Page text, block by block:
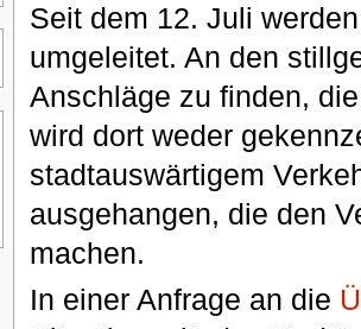
Seit dem 12. Juli
umgeleitet. An den
Anschläge zu finden,
wird dort weder
stadtauswärtigem
ausgehangen, die den
machen.
In einer Anfrage an die